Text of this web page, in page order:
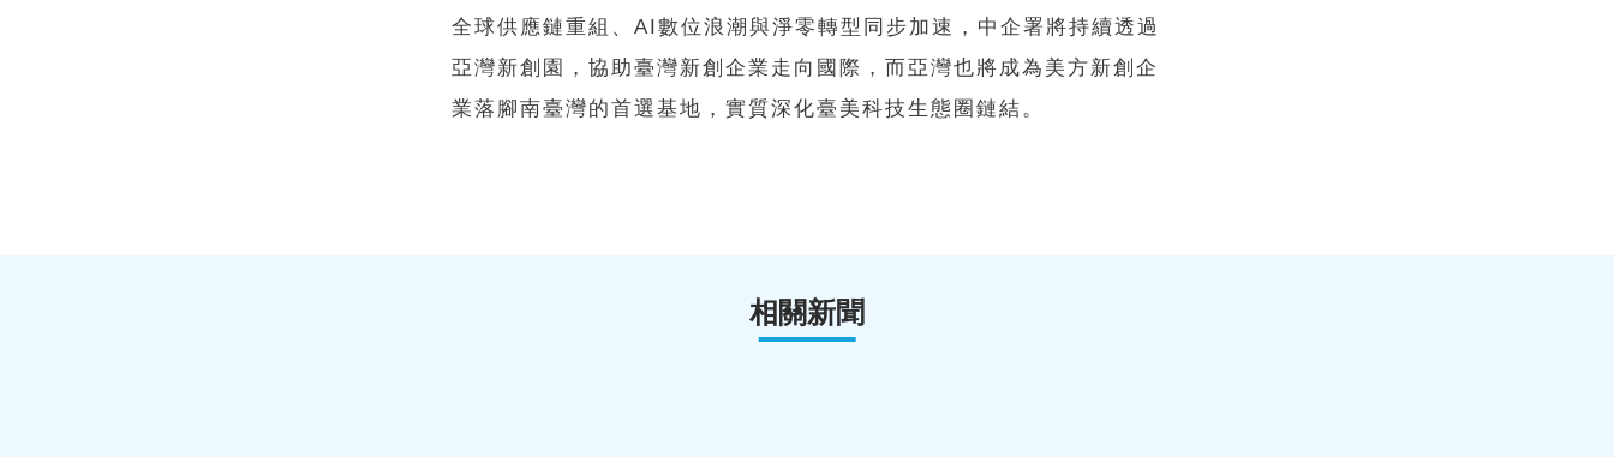
全球供應鏈重組、AI數位浪潮與淨零轉型同步加速，中企署將持續透過
亞灣新創園，協助臺灣新創企業走向國際，而亞灣也將成為美方新創企
業落腳南臺灣的首選基地，實質深化臺美科技生態圈鏈結。
相關新聞